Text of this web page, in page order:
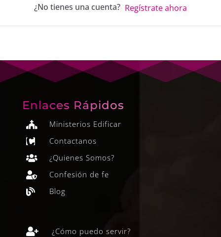
¿No tienes una cuenta? Regístrate ahora
Enlaces Rápidos
 Ministerios Edificar
 Contactanos
 ¿Quienes Somos?
 Confesión de fe
 Blog
 ¿Cómo puedo servir?